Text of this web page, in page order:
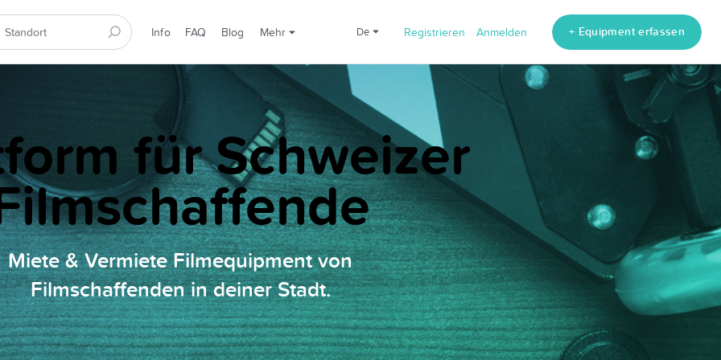
Info FAQ Blog Mehr de Registrieren Anmelden + Equipment erfassen
für Schweizer
Miete & Vermiete Filmequipment von
Filmschaffenden in deiner Stadt.